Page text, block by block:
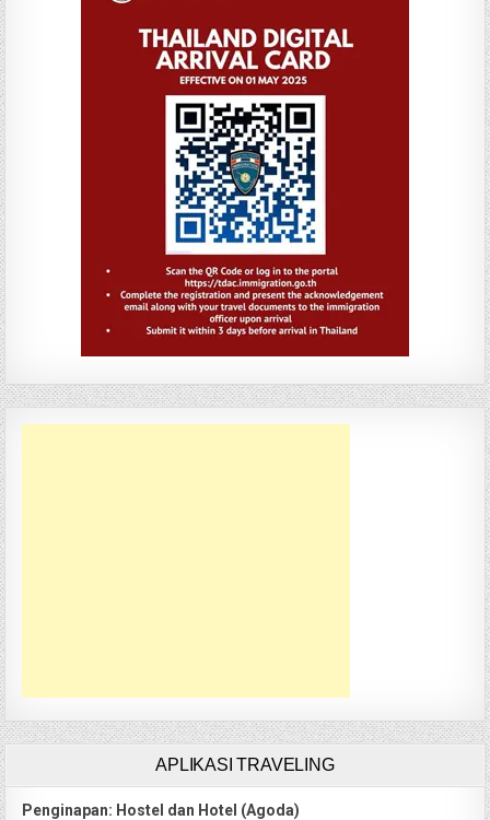
APLIKASI TRAVELING
Penginapan: Hostel dan Hotel (Agoda)